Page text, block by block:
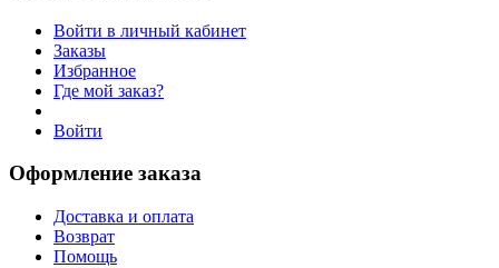
Войти в личный кабинет
Заказы
Избранное
Где мой заказ?
Войти
Оформление заказа
Доставка и оплата
Возврат
Помощь